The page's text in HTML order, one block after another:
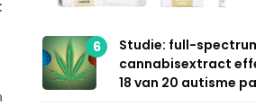
6
Studie: full-
cannabisextract
18 van 20 autisme